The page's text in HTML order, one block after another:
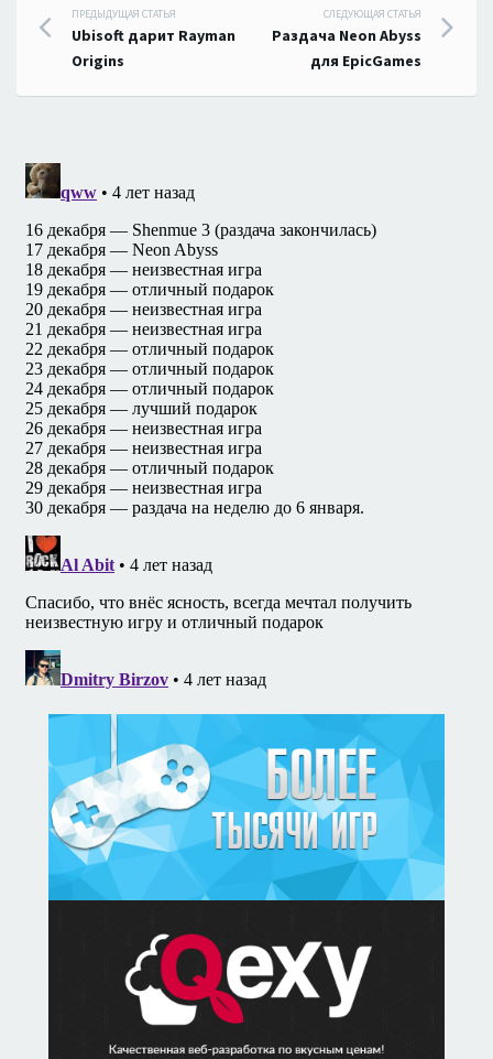
Навигация
по
записям
ПРЕДЫДУЩАЯ СТАТЬЯ
Ubisoft дарит Rayman
Origins
СЛЕДУЮЩАЯ СТАТЬЯ
Раздача Neon Abyss
для EpicGames